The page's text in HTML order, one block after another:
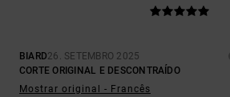
BIARD26. SETEMBRO 2025
CORTE ORIGINAL E DESCONTRAÍDO
Mostrar original - Francês